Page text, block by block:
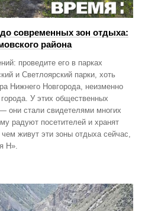
современных зон отдыха:
района
проведите его в парках
и Светлоярский парки, хоть
Нижнего Новгорода, неизменно
У этих общественных
они стали свидетелями многих
радуют посетителей и хранят
живут эти зоны отдыха сейчас,
Н».